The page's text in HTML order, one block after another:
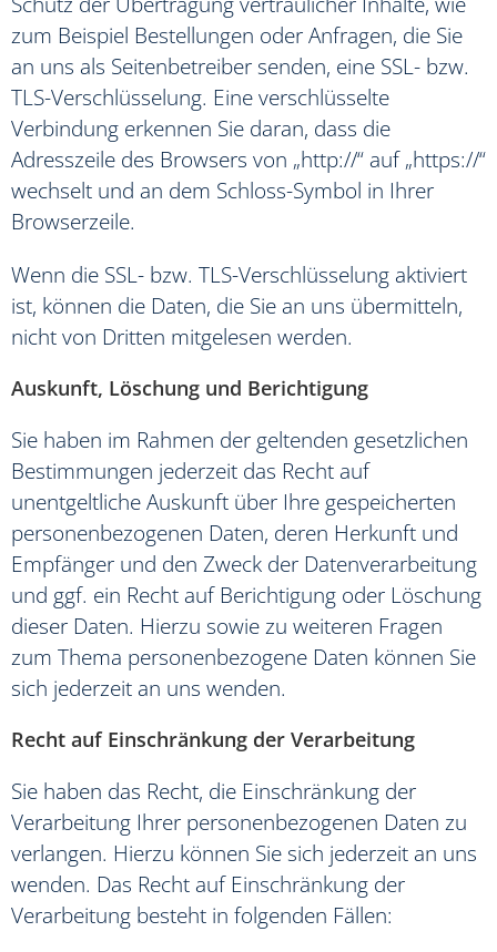
zum Beispiel Bestellungen oder Anfragen, die Sie
an uns als Seitenbetreiber senden, eine SSL- bzw.
TLS-Verschlüsselung. Eine verschlüsselte
Verbindung erkennen Sie daran, dass die
Adresszeile des Browsers von „http://“ auf „https://“
wechselt und an dem Schloss-Symbol in Ihrer
Browserzeile.
Wenn die SSL- bzw. TLS-Verschlüsselung aktiviert
ist, können die Daten, die Sie an uns übermitteln,
nicht von Dritten mitgelesen werden.
Auskunft, Löschung und Berichtigung
Sie haben im Rahmen der geltenden gesetzlichen
Bestimmungen jederzeit das Recht auf
unentgeltliche Auskunft über Ihre gespeicherten
personenbezogenen Daten, deren Herkunft und
Empfänger und den Zweck der Datenverarbeitung
und ggf. ein Recht auf Berichtigung oder Löschung
dieser Daten. Hierzu sowie zu weiteren Fragen
zum Thema personenbezogene Daten können Sie
sich jederzeit an uns wenden.
Recht auf Einschränkung der Verarbeitung
Sie haben das Recht, die Einschränkung der
Verarbeitung Ihrer personenbezogenen Daten zu
verlangen. Hierzu können Sie sich jederzeit an uns
wenden. Das Recht auf Einschränkung der
Verarbeitung besteht in folgenden Fällen: